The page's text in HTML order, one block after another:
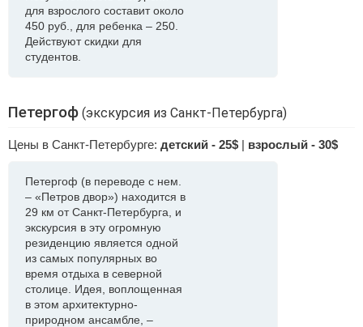
для взрослого составит около
450 руб., для ребенка – 250.
Действуют скидки для
студентов.
Петергоф (экскурсия из Санкт-Петербурга)
Цены в Санкт-Петербурге: детский - 25$ | взрослый - 30$
Петергоф (в переводе с нем.
– «Петров двор») находится в
29 км от Санкт-Петербурга, и
экскурсия в эту огромную
резиденцию является одной
из самых популярных во
время отдыха в северной
столице. Идея, воплощенная
в этом архитектурно-
природном ансамбле, –